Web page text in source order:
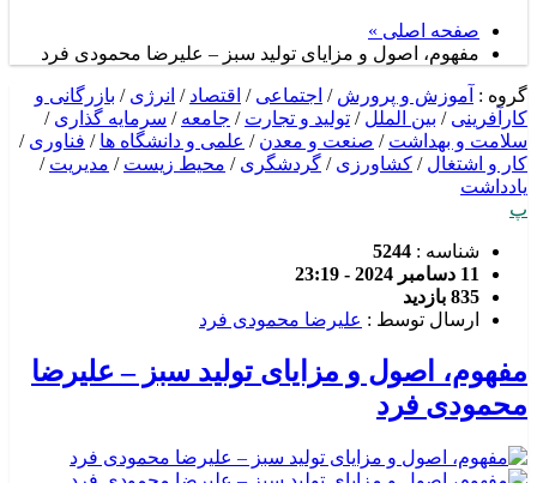
صفحه اصلی »
مفهوم، اصول و مزایای تولید سبز – علیرضا محمودی فرد
گروه : آموزش و پرورش / اجتماعی / اقتصاد / انرژی / بازرگانی و
کارآفرینی / بین الملل / تولید و تجارت / جامعه / سرمایه گذاری /
سلامت و بهداشت / صنعت و معدن / علمی و دانشگاه ها / فناوری /
کار و اشتغال / کشاورزی / گردشگری / محیط زیست / مدیریت /
یادداشت
پ
شناسه : 5244
11 دسامبر 2024 - 23:19
835 بازدید
ارسال توسط : علیرضا محمودی فرد
مفهوم، اصول و مزایای تولید سبز – علیرضا
محمودی فرد